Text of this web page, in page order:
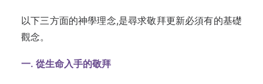
以下三方面的神學理念,是尋求敬拜更新必須有的基礎
觀念。
一. 從生命入手的敬拜